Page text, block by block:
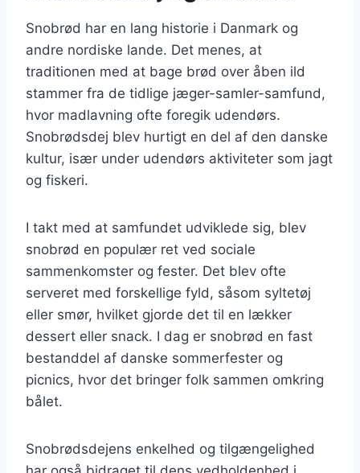
Snobrød har en lang historie i Danmark og
andre nordiske lande. Det menes, at
traditionen med at bage brød over åben ild
stammer fra de tidlige jæger-samler-samfund,
hvor madlavning ofte foregik udendørs.
Snobrødsdej blev hurtigt en del af den danske
kultur, især under udendørs aktiviteter som jagt
og fiskeri.
I takt med at samfundet udviklede sig, blev
snobrød en populær ret ved sociale
sammenkomster og fester. Det blev ofte
serveret med forskellige fyld, såsom syltetøj
eller smør, hvilket gjorde det til en lækker
dessert eller snack. I dag er snobrød en fast
bestanddel af danske sommerfester og
picnics, hvor det bringer folk sammen omkring
bålet.
Snobrødsdejens enkelhed og tilgængelighed